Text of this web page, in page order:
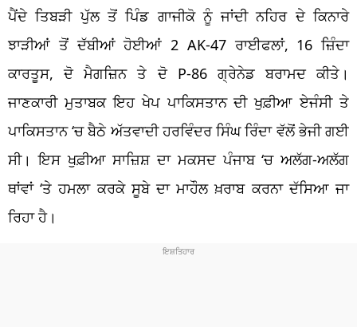
ਪੈਂਦੇ ਤਿਬੜੀ ਪੁੱਲ ਤੋਂ ਪਿੰਡ ਗਾਜੀਕੋ ਨੂੰ ਜਾਂਦੀ ਨਹਿਰ ਦੇ ਕਿਨਾਰੇ
ਝਾੜੀਆਂ ਤੋਂ ਦੱਬੀਆਂ ਹੋਈਆਂ 2 AK-47 ਰਾਈਫਲਾਂ, 16 ਜ਼ਿੰਦਾ
ਕਾਰਤੂਸ, ਦੋ ਮੈਗਜ਼ਿਨ ਤੇ ਦੋ P-86 ਗ੍ਰੇਨੇਡ ਬਰਾਮਦ ਕੀਤੇ।
ਜਾਣਕਾਰੀ ਮੁਤਾਬਕ ਇਹ ਖੇਪ ਪਾਕਿਸਤਾਨ ਦੀ ਖੁਫ਼ੀਆ ਏਜੰਸੀ ਤੇ
ਪਾਕਿਸਤਾਨ ‘ਚ ਬੈਠੇ ਅੱਤਵਾਦੀ ਹਰਵਿੰਦਰ ਸਿੰਘ ਰਿੰਦਾ ਵੱਲੋਂ ਭੇਜੀ ਗਈ
ਸੀ। ਇਸ ਖੁਫ਼ੀਆ ਸਾਜ਼ਿਸ਼ ਦਾ ਮਕਸਦ ਪੰਜਾਬ ‘ਚ ਅਲੱਗ-ਅਲੱਗ
ਥਾਂਵਾਂ ‘ਤੇ ਹਮਲਾ ਕਰਕੇ ਸੂਬੇ ਦਾ ਮਾਹੌਲ ਖ਼ਰਾਬ ਕਰਨਾ ਦੱਸਿਆ ਜਾ
ਰਿਹਾ ਹੈ।